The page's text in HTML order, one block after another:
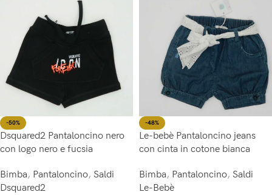
-50%
Dsquared2 Pantaloncino nero
con logo nero e fucsia
Bimba, Pantaloncino, Saldi
Dsquared2
-48%
Le-bebè Pantaloncino jeans
con cinta in cotone bianca
Bimba, Pantaloncino, Saldi
Le-Bebè